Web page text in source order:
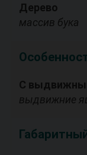
Дерево
массив бука
С
выдвижние